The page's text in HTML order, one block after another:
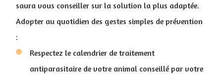
saura vous conseiller sur la solution la plus adaptée.
Adopter au quotidien des gestes simples de prévention
:
Respectez le calendrier de traitement
antiparasitaire de votre animal conseillé par votre